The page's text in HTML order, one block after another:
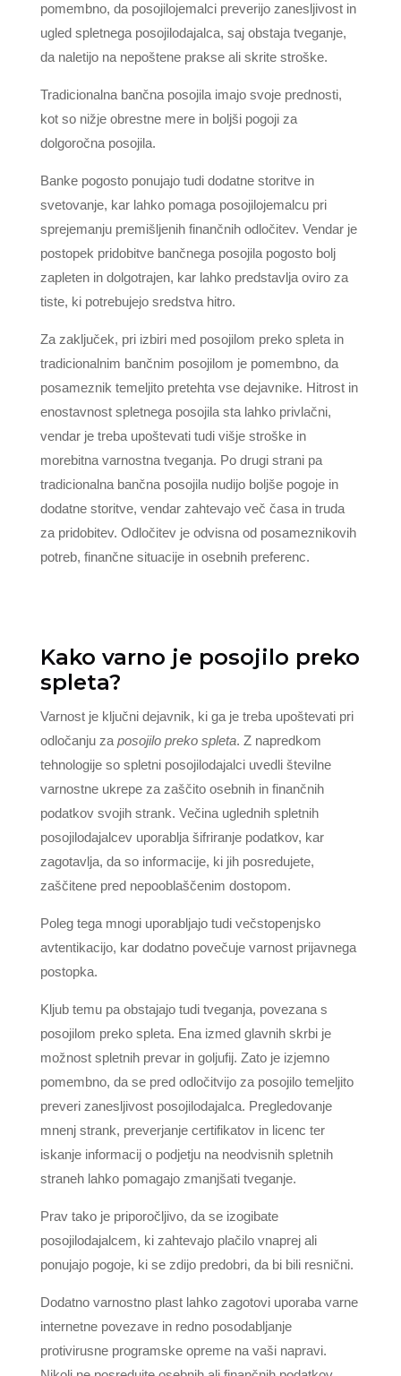
pomembno, da posojilojemalci preverijo zanesljivost in
ugled spletnega posojilodajalca, saj obstaja tveganje,
da naletijo na nepoštene prakse ali skrite stroške.
Tradicionalna bančna posojila imajo svoje prednosti,
kot so nižje obrestne mere in boljši pogoji za
dolgoročna posojila.
Banke pogosto ponujajo tudi dodatne storitve in
svetovanje, kar lahko pomaga posojilojemalcu pri
sprejemanju premišljenih finančnih odločitev. Vendar je
postopek pridobitve bančnega posojila pogosto bolj
zapleten in dolgotrajen, kar lahko predstavlja oviro za
tiste, ki potrebujejo sredstva hitro.
Za zaključek, pri izbiri med posojilom preko spleta in
tradicionalnim bančnim posojilom je pomembno, da
posameznik temeljito pretehta vse dejavnike. Hitrost in
enostavnost spletnega posojila sta lahko privlačni,
vendar je treba upoštevati tudi višje stroške in
morebitna varnostna tveganja. Po drugi strani pa
tradicionalna bančna posojila nudijo boljše pogoje in
dodatne storitve, vendar zahtevajo več časa in truda
za pridobitev. Odločitev je odvisna od posameznikovih
potreb, finančne situacije in osebnih preferenc.
Kako varno je posojilo preko
spleta?
Varnost je ključni dejavnik, ki ga je treba upoštevati pri
odločanju za posojilo preko spleta. Z napredkom
tehnologije so spletni posojilodajalci uvedli številne
varnostne ukrepe za zaščito osebnih in finančnih
podatkov svojih strank. Večina uglednih spletnih
posojilodajalcev uporablja šifriranje podatkov, kar
zagotavlja, da so informacije, ki jih posredujete,
zaščitene pred nepooblaščenim dostopom.
Poleg tega mnogi uporabljajo tudi večstopenjsko
avtentikacijo, kar dodatno povečuje varnost prijavnega
postopka.
Kljub temu pa obstajajo tudi tveganja, povezana s
posojilom preko spleta. Ena izmed glavnih skrbi je
možnost spletnih prevar in goljufij. Zato je izjemno
pomembno, da se pred odločitvijo za posojilo temeljito
preveri zanesljivost posojilodajalca. Pregledovanje
mnenj strank, preverjanje certifikatov in licenc ter
iskanje informacij o podjetju na neodvisnih spletnih
straneh lahko pomagajo zmanjšati tveganje.
Prav tako je priporočljivo, da se izogibate
posojilodajalcem, ki zahtevajo plačilo vnaprej ali
ponujajo pogoje, ki se zdijo predobri, da bi bili resnični.
Dodatno varnostno plast lahko zagotovi uporaba varne
internetne povezave in redno posodabljanje
protivirusne programske opreme na vaši napravi.